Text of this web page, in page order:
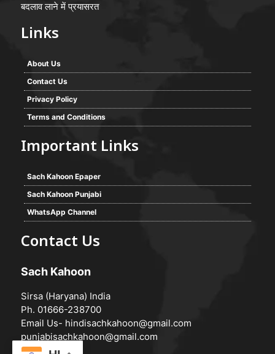
बदलाव लाने में प्रयासरत
Links
About Us
Contact Us
Privacy Policy
Terms and Conditions
Important Links
Sach Kahoon Epaper
Sach Kahoon Punjabi
WhatsApp Channel
Contact Us
Sach Kahoon
Sirsa (Haryana) India
Ph. 01666-238700
Email Us- hindisachkahoon@gmail.com
punjabisachkahoon@gmail.com